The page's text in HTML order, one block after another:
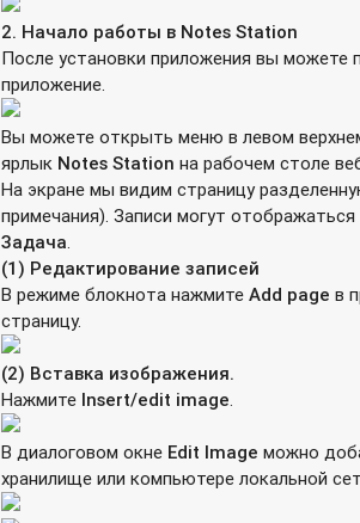
2. Начало работы вNotes Station
После установки приложения вы можете
приложение.
Вы можете открыть меню в левом
ярлык Notes Station на рабочем столе
На экране мы видим страницу
примечания). Записи могут
Задача
(1) Редактирование записей
В режиме блокнота нажмите Add page в
страницу.
(2) Вставка изображения.
Нажмите Insert/edit image
В диалоговом окне Edit Image можно
хранилище или компьютере локальной